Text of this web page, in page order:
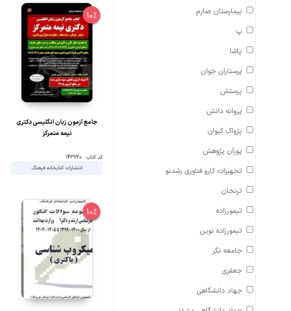
بیمارستان صارم
پ
پاشا
پرستاران جوان
پرستش
پروانه دانش
پژواک کیوان
پوران پژوهش
تجهیزات کارو فناوری رشدنو
ترنجان
تیمورزاده
تیمورزاده نوین
جامعه نگر
جعفری
جهاد دانشگاهی
10%
جامع آزمون زبان انگلیسی دکتری
نیمه متمرکز
کد کتاب : 143720
انتشارات کتابخانه فرهنگ
10%